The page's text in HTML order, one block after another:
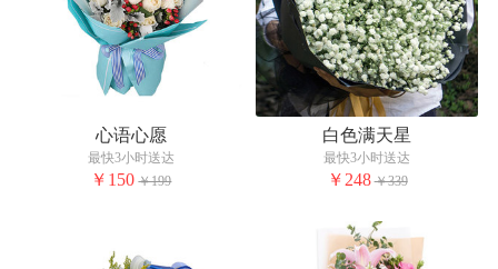
心语心愿
最快3小时送达
￥150 ￥199
白色满天星
最快3小时送达
￥248 ￥339